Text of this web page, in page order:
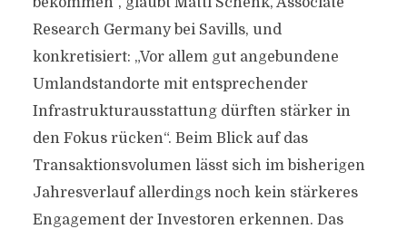
Research Germany bei Savills, und
konkretisiert: „Vor allem gut angebundene
Umlandstandorte mit entsprechender
Infrastrukturausstattung dürften stärker in
den Fokus rücken“. Beim Blick auf das
Transaktionsvolumen lässt sich im bisherigen
Jahresverlauf allerdings noch kein stärkeres
Engagement der Investoren erkennen. Das